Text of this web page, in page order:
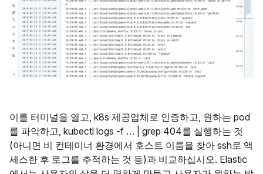
이를 터미널을 열고, k8s 제공업체로 인증하고, 원하는 pod
를 파악하고, kubectl logs -f … | grep 404를 실행하는 것
(아니면 비 컨테이너 환경에서 호스트 이름을 찾아 ssh로 액
세스한 후 로그를 추적하는 것 등)과 비교하십시오. Elastic